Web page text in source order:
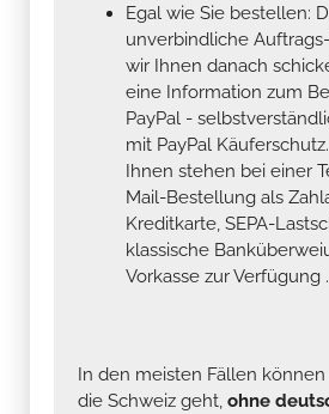
Egal wie Sie bestellen:
unverbindliche
wir Ihnen danach
eine Information zum
PayPal -
mit PayPal
Ihnen stehen bei einer
Mail-Bestellung als
Kreditkarte, SEPA-
klassische
Vorkasse zur Verfügung .
In den meisten Fällen können
die Schweiz geht, ohne